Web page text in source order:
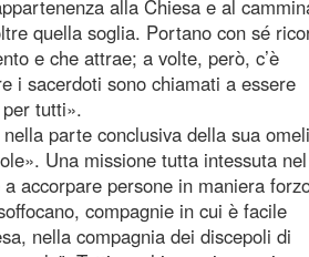
alla Chiesa e al
quella soglia. Portano con sé
e che attrae; a volte, però, c’è
i sacerdoti sono chiamati a essere
tutti».
parte conclusiva della sua
Una missione tutta intessuta nel
accorpare persone in maniera
compagnie in cui è facile
nella compagnia dei discepoli di